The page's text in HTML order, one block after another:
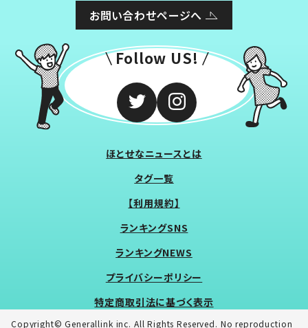
お問い合わせページへ
Follow US!
ほとせなニュースとは
タグ一覧
【利用規約】
ランキングSNS
ランキングNEWS
プライバシーポリシー
特定商取引法に基づく表示
Copyright© Generallink inc. All Rights Reserved. No reproduction